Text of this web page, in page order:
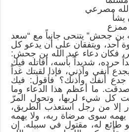
مصرعي
يشأ
ممزع
بن جحش” يتنحى جانباً مع “سعد
أحد، ويتفقان على أن يدعو كل
فكان دعاء عبد الله بن جحش:
حرده، شديداً بأسه، أقاتله فيك
أنفي وأذني، فإذا لقيتك غداً
جدع أنفك وأذنك؟ فأقول: فيك
ما أعظم هذا الدعاء وما
كل شيء لربها، وتحول المرّ
إلا من رجل استعذب الطريق،
يهمه سوى مرضاة ربه، ولا يهمه
طائع له، مقتول في سبيله. إن